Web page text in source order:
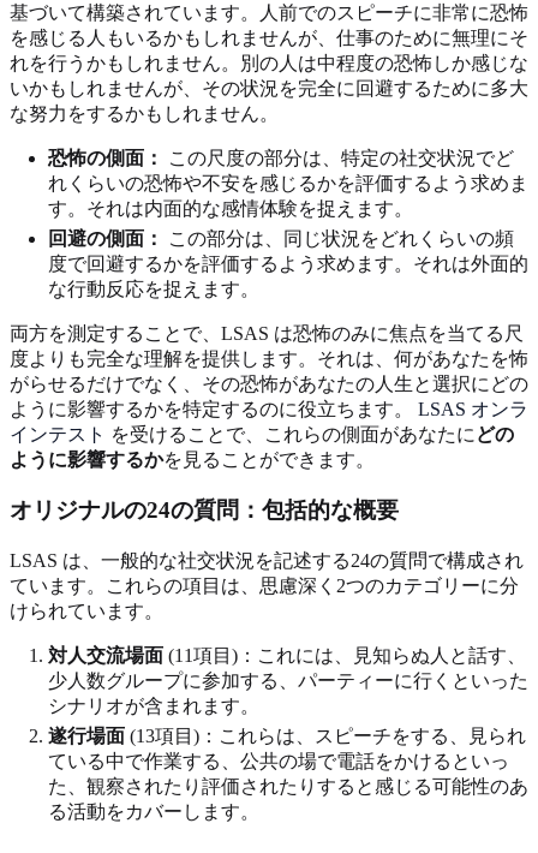
基づいて構築されています。人前でのスピーチに非常に恐怖
を感じる人もいるかもしれませんが、仕事のために無理にそ
れを行うかもしれません。別の人は中程度の恐怖しか感じな
いかもしれませんが、その状況を完全に回避するために多大
な努力をするかもしれません。
恐怖の側面：
この尺度の部分は、特定の社交状況でど
れくらいの恐怖や不安を感じるかを評価するよう求めま
す。それは内面的な感情体験を捉えます。
回避の側面：
この部分は、同じ状況をどれくらいの頻
度で回避するかを評価するよう求めます。それは外面的
な行動反応を捉えます。
両方を測定することで、LSAS は恐怖のみに焦点を当てる尺
度よりも完全な理解を提供します。それは、何があなたを怖
がらせるだけでなく、その恐怖があなたの人生と選択にどの
ように影響するかを特定するのに役立ちます。 LSAS オンラ
インテスト を受けることで、これらの側面があなたに どの
ように影響するかを見ることができます。
オリジナルの24の質問：包括的な概要
LSAS は、一般的な社交状況を記述する24の質問で構成され
ています。これらの項目は、思慮深く2つのカテゴリーに分
けられています。
対人交流場面 (11項目)：これには、見知らぬ人と話す、
少人数グループに参加する、パーティーに行くといった
シナリオが含まれます。
遂行場面 (13項目)：これらは、スピーチをする、見られ
ている中で作業する、公共の場で電話をかけるといっ
た、観察されたり評価されたりすると感じる可能性のあ
る活動をカバーします。